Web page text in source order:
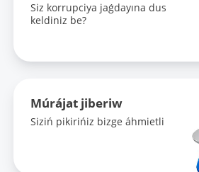
Siz korrupciya jaǵdayına dus
keldiniz be?
Múrájat jiberiw
Siziń pikirińiz bizge áhmietli